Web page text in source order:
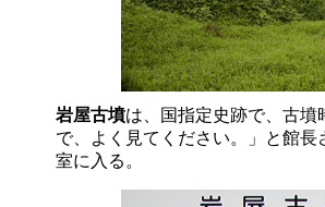
岩屋古墳は、国指定史跡で、古墳
で、よく見てください。」と館
室に入る。